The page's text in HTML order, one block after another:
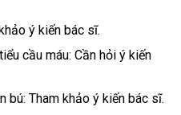
ý kiến bác sĩ.
cầu máu: Cần hỏi ý kiến
bú: Tham khảo ý kiến bác sĩ.